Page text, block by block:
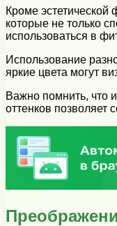
Кроме
которые не только
использоваться в
Использование
яркие цвета могут
Важно помнить, что
оттенков позволяет